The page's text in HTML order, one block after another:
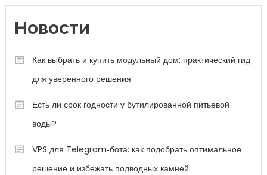
Новости
Как выбрать и купить модульный дом: практический гид
для уверенного решения
Есть ли срок годности у бутилированной питьевой
воды?
VPS для Telegram‑бота: как подобрать оптимальное
решение и избежать подводных камней